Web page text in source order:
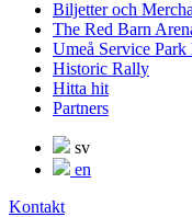
Biljetter och
The Red Barn
Umeå Service Park
Historic Rally
Hitta hit
Partners
sv
en
Kontakt